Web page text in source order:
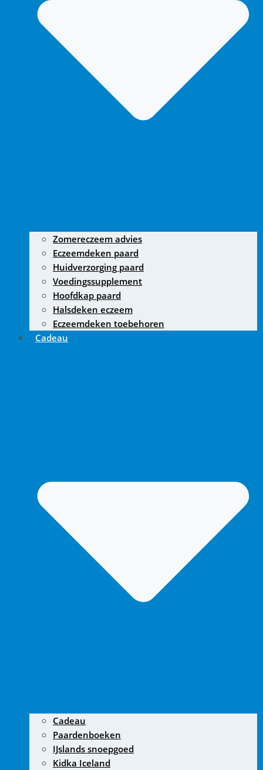
Zomereczeem advies
Eczeemdeken paard
Huidverzorging paard
Voedingssupplement
Hoofdkap paard
Halsdeken eczeem
Eczeemdeken toebehoren
Cadeau
Cadeau
Paardenboeken
IJslands snoepgoed
Kidka Iceland